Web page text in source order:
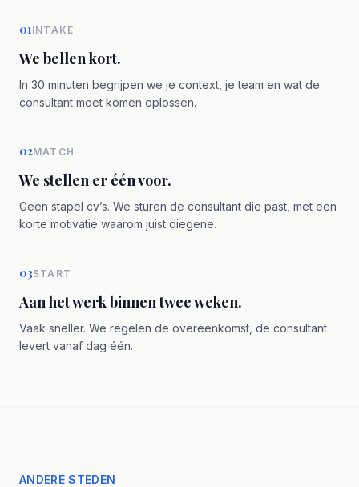
01INTAKE
We bellen kort.
In 30 minuten begrijpen we je context, je team en wat de
consultant moet komen oplossen.
02MATCH
We stellen er één voor.
Geen stapel cv’s. We sturen de consultant die past, met een
korte motivatie waarom juist diegene.
03START
Aan het werk binnen twee weken.
Vaak sneller. We regelen de overeenkomst, de consultant
levert vanaf dag één.
ANDERE STEDEN